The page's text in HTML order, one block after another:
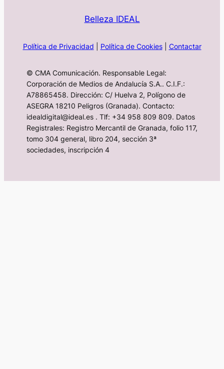
Belleza IDEAL
Política de Privacidad Política de Cookies| Contactar
© CMA Comunicación. Responsable Legal:
Corporación de Medios de Andalucía S.A.. C.I.F.:
A78865458. Dirección: C/ Huelva 2, Polígono de
ASEGRA 18210 Peligros (Granada). Contacto:
idealdigital@ideal.es . Tlf: +34 958 809 809. Datos
Registrales: Registro Mercantil de Granada, folio 117,
tomo 304 general, libro 204, sección 3ª
sociedades, inscripción 4